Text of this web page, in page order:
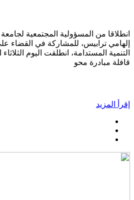
انطلاقا من المسؤولية المجتمعية لجامعة
إلهامي ترابيس، للمشاركة في القضاء
قافلة مبادرة محو
إقرأ المزيد